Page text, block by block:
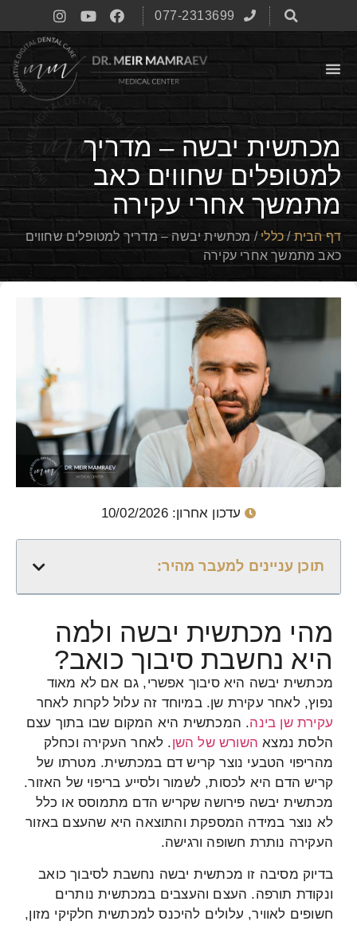
077-2313699
מכתשית יבשה – מדריך
למטופלים שחווים כאב
מתמשך אחרי עקירה
דף הבית/כללי/מכתשית יבשה – מדריך למטופלים שחווים
כאב מתמשך אחרי עקירה
עדכון אחרון: 10/02/2026
תוכן עניינים למעבר מהיר:
מהי מכתשית יבשה ולמה
היא נחשבת סיבוך כואב?
מכתשית יבשה היא סיבוך אפשרי, גם אם לא מאוד
נפוץ, לאחר עקירת שן. במיוחד זה עלול לקרות לאחר
עקירת שן בינה. המכתשית היא המקום שבו בתוך עצם
הלסת נמצא השורש של השן. לאחר העקירה וכחלק
מהריפוי הטבעי נוצר קריש דם במכתשית. מטרתו של
קריש הדם היא לכסות, לשמור ולסייע בריפוי של האזור.
מכתשית יבשה פירושה שקריש הדם מתמוסס או כלל
לא נוצר במידה המספקת והתוצאה היא שהעצם באזור
העקירה נותרת חשופה ורגישה.
בדיוק מסיבה זו מכתשית יבשה נחשבת לסיבוך כואב
ונקודת תורפה. העצם והעצבים במכתשית נותרים
חשופים לאוויר, עלולים להיכנס למכתשית חלקיקי מזון,